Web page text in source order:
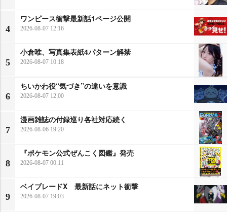
4
ワンピース衝撃最新話1ページ公開
2026-08-07 12:16
5
小倉唯、写真集表紙4パターン解禁
2026-08-07 10:18
6
ちいかわ役“気づき”の違いを意識
2026-08-07 12:00
7
漫画雑誌の付録巡り各社対応続く
2026-08-06 19:20
8
『ポケモン公式ぜんこく図鑑』発売
2026-08-07 00:11
9
ベイブレードX 最新話にネット衝撃
2026-08-07 19:03